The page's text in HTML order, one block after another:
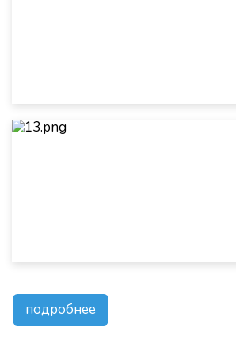
подробнее